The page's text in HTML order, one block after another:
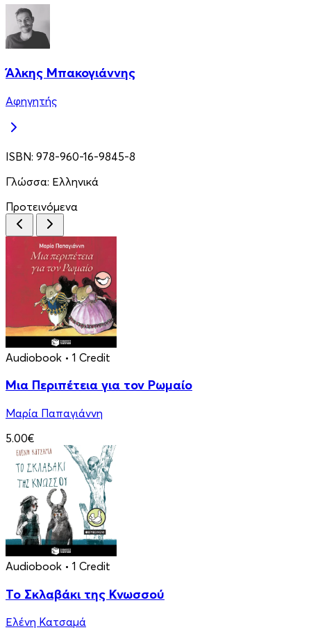
Άλκης Μπακογιάννης
Αφηγητής
ISBN: 978-960-16-9845-8
Γλώσσα: Ελληνικά
Προτεινόμενα
Audiobook • 1 Credit
Μια Περιπέτεια για τον Ρωμαίο
Μαρία Παπαγιάννη
5.00€
Audiobook • 1 Credit
Το Σκλαβάκι της Κνωσσού
Ελένη Κατσαμά